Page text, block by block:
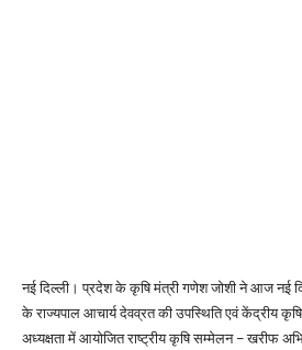
नई दिल्ली। प्रदेश के कृषि मंत्री गणेश जोशी ने आज नई
के राज्यपाल आचार्य देवव्रत की उपस्थिति एवं केंद्रीय कृषि
अध्यक्षता में आयोजित राष्ट्रीय कृषि सम्मेलन – खरीफ